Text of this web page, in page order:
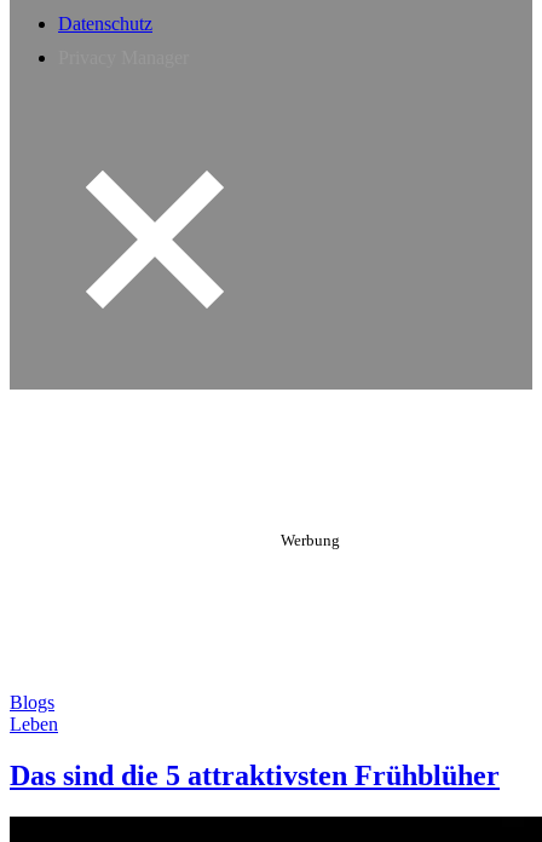
Datenschutz
Blogs
Leben
Das sind die 5 attraktivsten Frühblüher